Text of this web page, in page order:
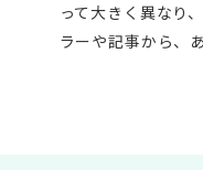
って大きく異なり
ラーや記事から、